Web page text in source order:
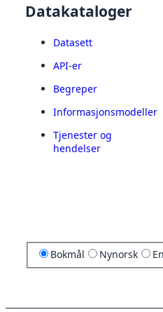
Datakataloger
Datasett
API-er
Begreper
Informasjonsmodeller
Tjenester og
hendelser
Bokmål Nynorsk